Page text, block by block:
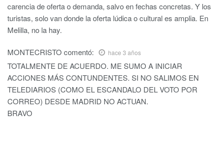
carencia de oferta o demanda, salvo en fechas concretas. Y los
turistas, solo van donde la oferta lúdica o cultural es amplia. En
Melilla, no la hay.
MONTECRISTO comentó: hace 3 años
TOTALMENTE DE ACUERDO. ME SUMO A INICIAR
ACCIONES MÁS CONTUNDENTES. SI NO SALIMOS EN
TELEDIARIOS (COMO EL ESCANDALO DEL VOTO POR
CORREO) DESDE MADRID NO ACTUAN.
BRAVO